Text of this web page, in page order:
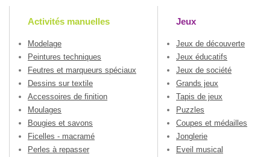
Activités manuelles
Modelage
Peintures techniques
Feutres et marqueurs spéciaux
Dessins sur textile
Accessoires de finition
Moulages
Bougies et savons
Ficelles - macramé
Perles à repasser
Jeux
Jeux de découverte
Jeux éducatifs
Jeux de société
Grands jeux
Tapis de jeux
Puzzles
Coupes et médailles
Jonglerie
Eveil musical